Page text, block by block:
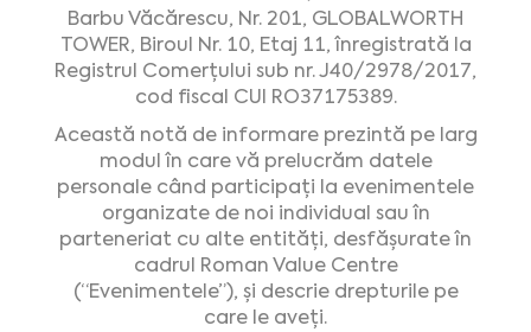
Barbu Văcărescu, Nr. 201, GLOBALWORTH
TOWER, Biroul Nr. 10, Etaj 11, înregistrată la
Registrul Comerțului sub nr. J40/2978/2017,
cod fiscal CUI RO37175389.
Această notă de informare prezintă pe larg
modul în care vă prelucrăm datele
personale când participați la evenimentele
organizate de noi individual sau în
parteneriat cu alte entități, desfășurate în
cadrul Roman Value Centre
(“Evenimentele”), și descrie drepturile pe
care le aveți.